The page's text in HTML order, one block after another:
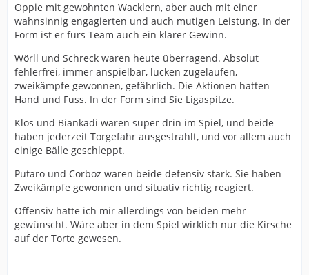
Oppie mit gewohnten Wacklern, aber auch mit einer
wahnsinnig engagierten und auch mutigen Leistung. In der
Form ist er fürs Team auch ein klarer Gewinn.
Wörll und Schreck waren heute überragend. Absolut
fehlerfrei, immer anspielbar, lücken zugelaufen,
zweikämpfe gewonnen, gefährlich. Die Aktionen hatten
Hand und Fuss. In der Form sind Sie Ligaspitze.
Klos und Biankadi waren super drin im Spiel, und beide
haben jederzeit Torgefahr ausgestrahlt, und vor allem auch
einige Bälle geschleppt.
Putaro und Corboz waren beide defensiv stark. Sie haben
Zweikämpfe gewonnen und situativ richtig reagiert.
Offensiv hätte ich mir allerdings von beiden mehr
gewünscht. Wäre aber in dem Spiel wirklich nur die Kirsche
auf der Torte gewesen.